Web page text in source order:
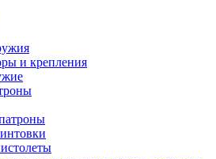
и крепления